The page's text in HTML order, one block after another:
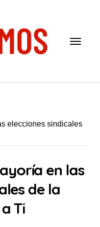
elecciones sindicales
en las
de la
Ti